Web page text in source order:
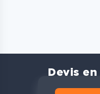
Devis en